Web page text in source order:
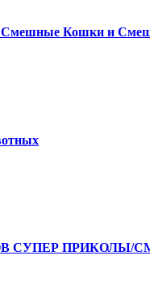
Кошки и
СУПЕР ПРИКОЛЫ/